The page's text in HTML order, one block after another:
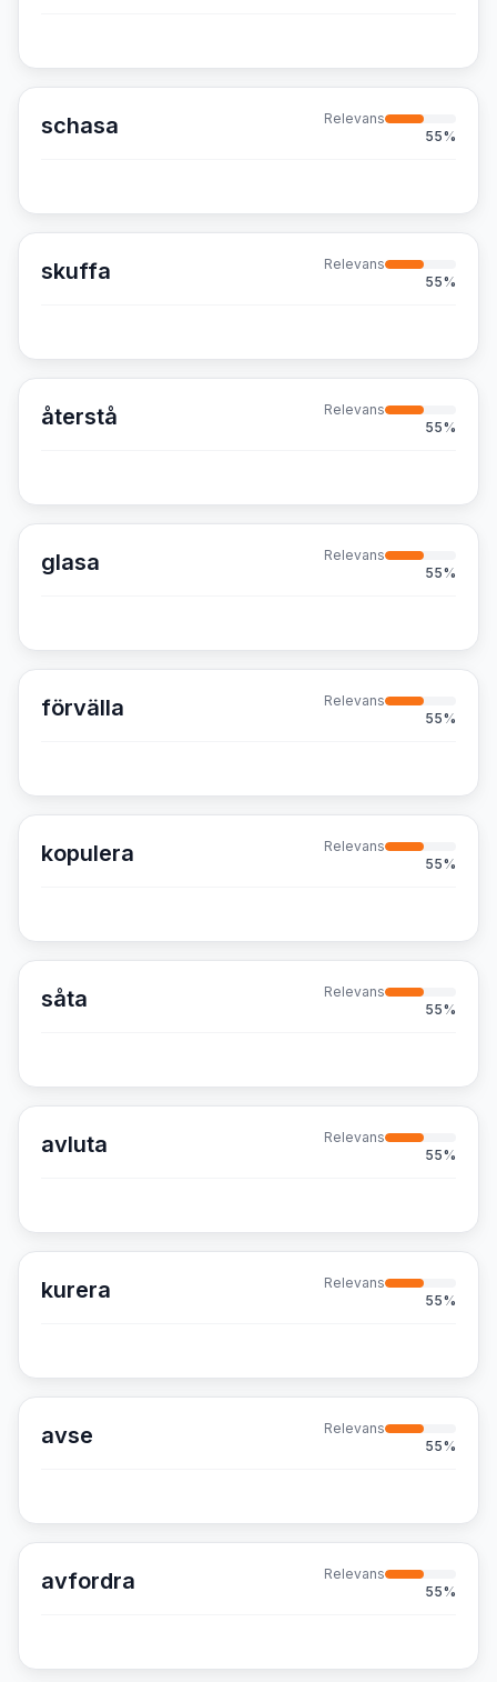
schasa
Relevans
55%
skuffa
Relevans
55%
återstå
Relevans
55%
glasa
Relevans
55%
förvälla
Relevans
55%
kopulera
Relevans
55%
såta
Relevans
55%
avluta
Relevans
55%
kurera
Relevans
55%
avse
Relevans
55%
avfordra
Relevans
55%